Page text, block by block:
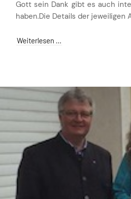
Gott sein Dank gibt es auch
haben.Die Details der
Weiterlesen …